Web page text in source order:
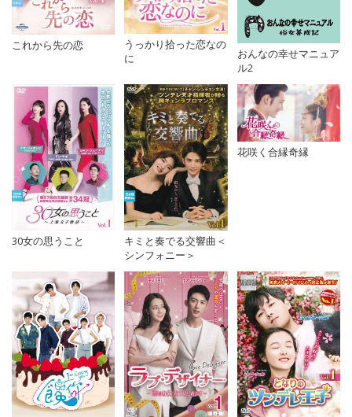
これから先の恋
うっかり拾った恋なの
に
おんなの幸せマニュア
ル2
30女の思うこと
キミと奏でる交響曲＜
シンフォニー＞
花咲く合縁奇縁